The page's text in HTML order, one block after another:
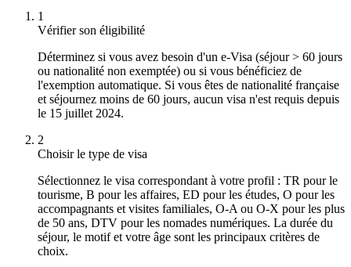
1
Vérifier son éligibilité
Déterminez si vous avez besoin d'un e-Visa (séjour > 60 jours
ou nationalité non exemptée) ou si vous bénéficiez de
l'exemption automatique. Si vous êtes de nationalité française
et séjournez moins de 60 jours, aucun visa n'est requis depuis
le 15 juillet 2024.
2
Choisir le type de visa
Sélectionnez le visa correspondant à votre profil : TR pour le
tourisme, B pour les affaires, ED pour les études, O pour les
accompagnants et visites familiales, O-A ou O-X pour les plus
de 50 ans, DTV pour les nomades numériques. La durée du
séjour, le motif et votre âge sont les principaux critères de
choix.